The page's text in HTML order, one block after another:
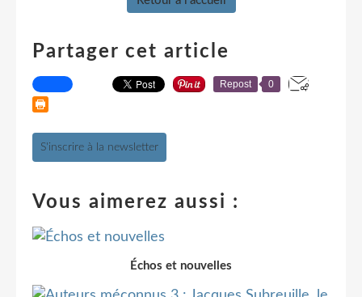
Partager cet article
Repost 0
S'inscrire à la newsletter
Vous aimerez aussi :
Échos et nouvelles